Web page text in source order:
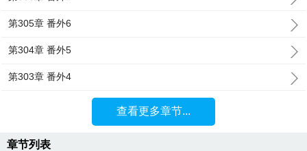
第305章 番外6
第304章 番外5
第303章 番外4
查看更多章节...
章节列表